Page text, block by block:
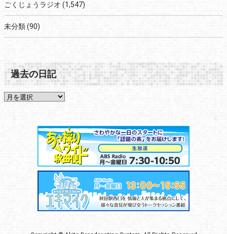
ごくじょうラジオ (1,547)
未分類(90)
過去の日記